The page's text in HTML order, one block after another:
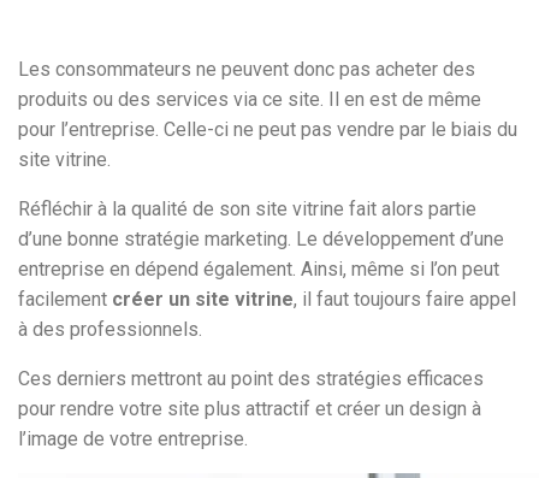
Les consommateurs ne peuvent donc pas acheter des
produits ou des services via ce site. Il en est de même
pour l’entreprise. Celle-ci ne peut pas vendre par le biais du
site vitrine.
Réfléchir à la qualité de son site vitrine fait alors partie
d’une bonne stratégie marketing. Le développement d’une
entreprise en dépend également. Ainsi, même si l’on peut
facilement créer un site vitrine, il faut toujours faire appel
à des professionnels.
Ces derniers mettront au point des stratégies efficaces
pour rendre votre site plus attractif et créer un design à
l’image de votre entreprise.